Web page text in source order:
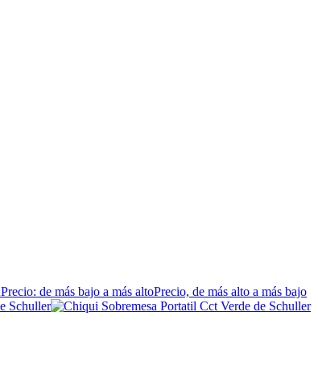
Precio: de más bajo a más altoPrecio, de más alto a más bajo